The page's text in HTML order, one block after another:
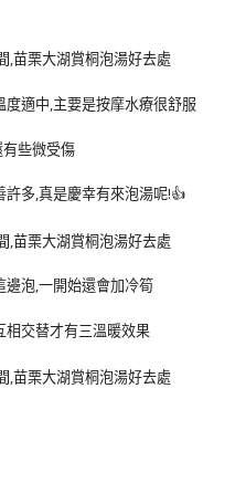
適中,主要是按摩水療很舒服
些微受傷
多,真是慶幸有來泡湯呢!👍
邊泡,一開始還會加冷筍
相交替才有三溫暖效果